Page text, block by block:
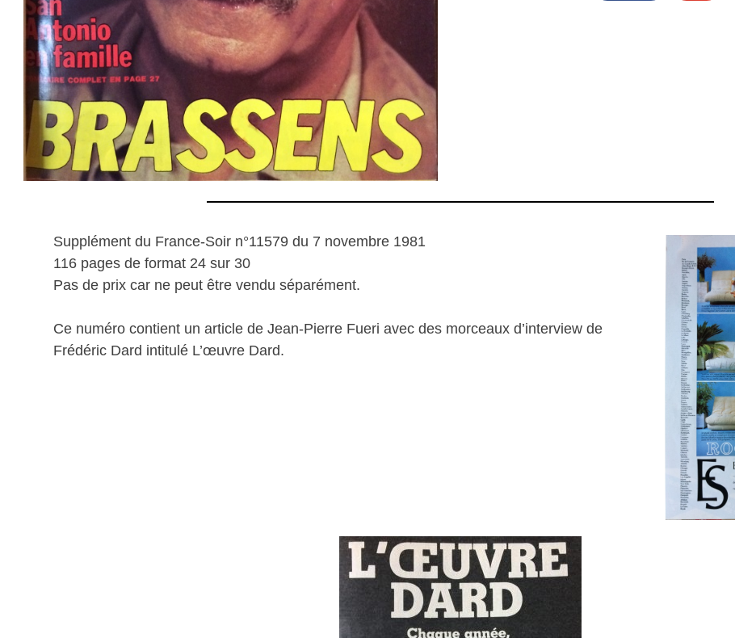
Supplément du France-Soir n°11579 du 7 novembre 1981
116 pages de format 24 sur 30
Pas de prix car ne peut être vendu séparément.
Ce numéro contient un article de Jean-Pierre Fueri avec des morceaux d’interview de
Frédéric Dard intitulé L’œuvre Dard.